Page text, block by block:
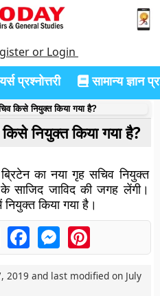
or Login
प्रश्नोत्तरी सामान्य ज्ञान
किसे नियुक्त किया गया है?
नियुक्त किया गया है?
का नया गृह सचिव नियुक्त
साजिद जाविद की जगह लेंगी।
नियुक्त किया गया है।
FacebookMessengerPinterest
2019 and last modified on July